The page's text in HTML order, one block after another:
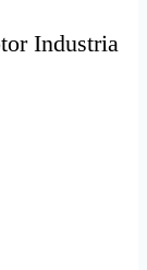
Industria